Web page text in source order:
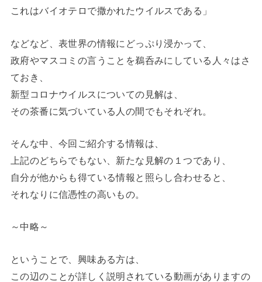
これはバイオテロで撒かれたウイルスである」
などなど、表世界の情報にどっぷり浸かって、
政府やマスコミの言うことを鵜呑みにしている人々はさ
ておき、
新型コロナウイルスについての見解は、
その茶番に気づいている人の間でもそれぞれ。
そんな中、今回ご紹介する情報は、
上記のどちらでもない、新たな見解の１つであり、
自分が他からも得ている情報と照らし合わせると、
それなりに信憑性の高いもの。
～中略～
ということで、興味ある方は、
この辺のことが詳しく説明されている動画がありますの